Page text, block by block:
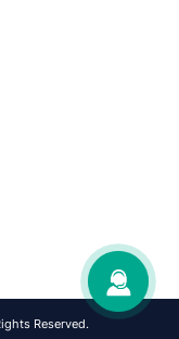
Reserved.